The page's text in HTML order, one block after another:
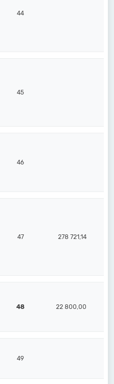
44
45
46
47 278 721,14
48 22 800,00
49